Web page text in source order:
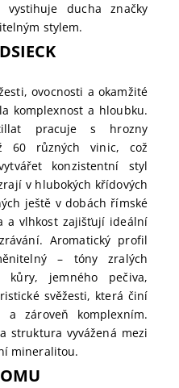
ducha značky
stylem.
ovocnosti a okamžité
komplexnost a hloubku.
pracuje s hrozny
60 různých vinic, což
konzistentní styl
v hlubokých křídových
ještě v dobách římské
a vlhkost zajišťují ideální
Aromatický profil
– tóny zralých
kůry, jemného pečiva,
svěžesti, která činí
a zároveň komplexním.
struktura vyvážená mezi
mineralitou.